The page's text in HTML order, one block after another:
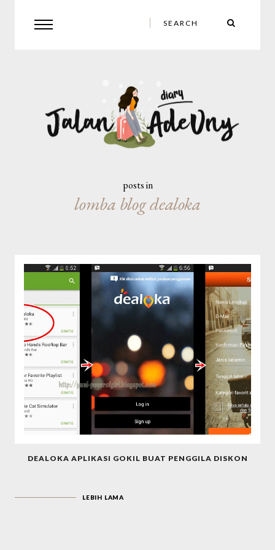
posts in
lomba blog dealoka
DEALOKA APLIKASI GOKIL BUAT PENGGILA DISKON
LEBIH LAMA